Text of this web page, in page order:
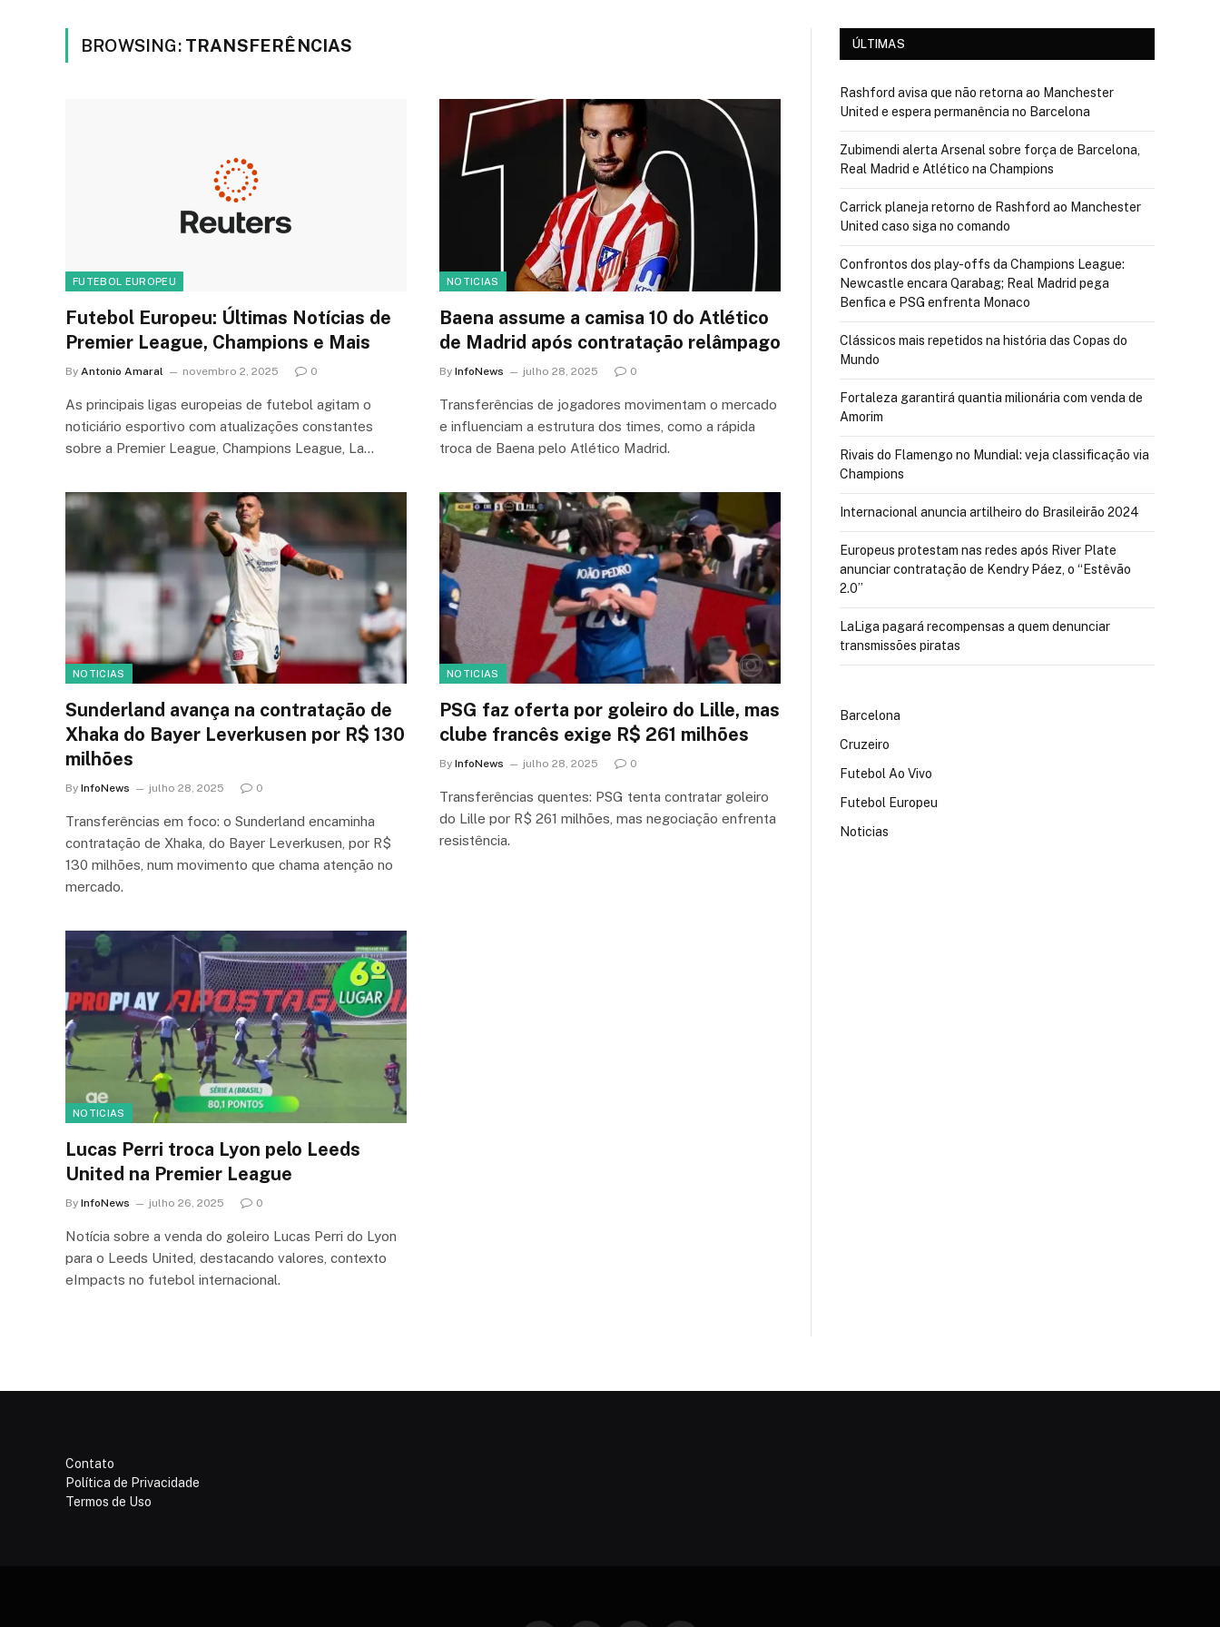
BROWSING: TRANSFERÊNCIAS
FUTEBOL EUROPEU
Futebol Europeu: Últimas Notícias de
Premier League, Champions e Mais
By Antonio Amaral novembro 2, 2025 0
As principais ligas europeias de futebol agitam o
noticiário esportivo com atualizações constantes
sobre a Premier League, Champions League, La…
NOTICIAS
Baena assume a camisa 10 do Atlético
de Madrid após contratação relâmpago
By InfoNews julho 28, 2025 0
Transferências de jogadores movimentam o mercado
e influenciam a estrutura dos times, como a rápida
troca de Baena pelo Atlético Madrid.
NOTICIAS
Sunderland avança na contratação de
Xhaka do Bayer Leverkusen por R$ 130
milhões
By InfoNews julho 28, 2025 0
Transferências em foco: o Sunderland encaminha
contratação de Xhaka, do Bayer Leverkusen, por R$
130 milhões, num movimento que chama atenção no
mercado.
NOTICIAS
PSG faz oferta por goleiro do Lille, mas
clube francês exige R$ 261 milhões
By InfoNews julho 28, 2025 0
Transferências quentes: PSG tenta contratar goleiro
do Lille por R$ 261 milhões, mas negociação enfrenta
resistência.
NOTICIAS
Lucas Perri troca Lyon pelo Leeds
United na Premier League
By InfoNews julho 26, 2025 0
Notícia sobre a venda do goleiro Lucas Perri do Lyon
para o Leeds United, destacando valores, contexto
eImpacts no futebol internacional.
ÚLTIMAS
Rashford avisa que não retorna ao Manchester
United e espera permanência no Barcelona
Zubimendi alerta Arsenal sobre força de Barcelona,
Real Madrid e Atlético na Champions
Carrick planeja retorno de Rashford ao Manchester
United caso siga no comando
Confrontos dos play-offs da Champions League:
Newcastle encara Qarabag; Real Madrid pega
Benfica e PSG enfrenta Monaco
Clássicos mais repetidos na história das Copas do
Mundo
Fortaleza garantirá quantia milionária com venda de
Amorim
Rivais do Flamengo no Mundial: veja classificação via
Champions
Internacional anuncia artilheiro do Brasileirão 2024
Europeus protestam nas redes após River Plate
anunciar contratação de Kendry Páez, o “Estêvão
2.0”
LaLiga pagará recompensas a quem denunciar
transmissões piratas
Barcelona
Cruzeiro
Futebol Ao Vivo
Futebol Europeu
Noticias
Contato
Política de Privacidade
Termos de Uso